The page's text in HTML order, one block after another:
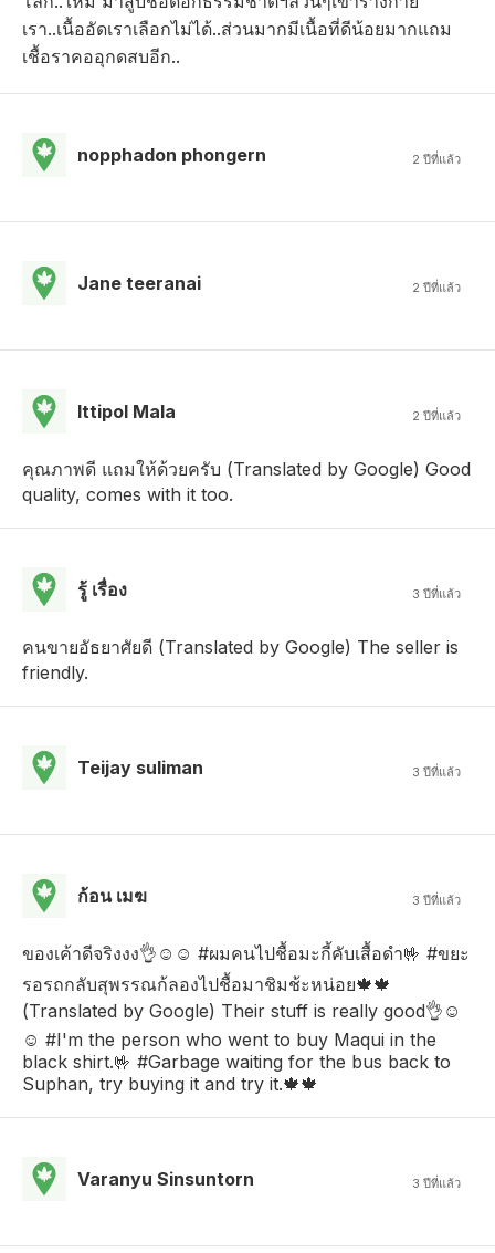
เรา..เนื้ออัดเราเลือกไม่ได้..ส่วนมากมีเนื้อที่ดีน้อยมากแถม
เชื้อราคออุกดสบอีก..
nopphadon phongern 2 ปีที่แล้ว
Jane teeranai 2 ปีที่แล้ว
Ittipol Mala 2 ปีที่แล้ว
คุณภาพดี แถมให้ด้วยครับ (Translated by Google) Good
quality, comes with it too.
รู้ เรื่อง 3 ปีที่แล้ว
คนขายอัธยาศัยดี (Translated by Google) The seller is
friendly.
Teijay suliman 3 ปีที่แล้ว
ก้อน เมฆ 3 ปีที่แล้ว
ของเค้าดีจริงงง👌☺☺ #ผมคนไปชื้อมะกี้คับเสื้อดำ🤟 #ขยะ
รอรถกลับสุพรรณก้ลองไปชื้อมาชิมช้ะหน่อย🍁🍁
(Translated by Google) Their stuff is really good👌☺
☺ #I'm the person who went to buy Maqui in the
black shirt.🤟 #Garbage waiting for the bus back to
Suphan, try buying it and try it.🍁🍁
Varanyu Sinsuntorn 3 ปีที่แล้ว